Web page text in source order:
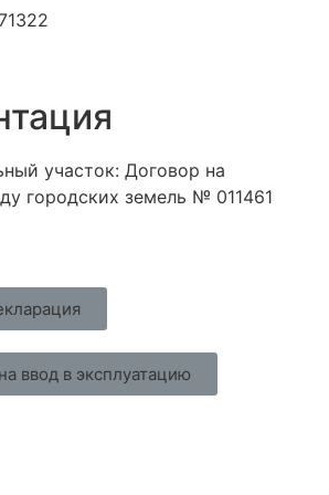
участок: Договор на
городских земель № 011461
ввод в эксплуатацию